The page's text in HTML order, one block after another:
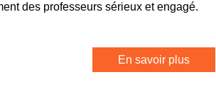
des professeurs sérieux et engagé.
En savoir plus